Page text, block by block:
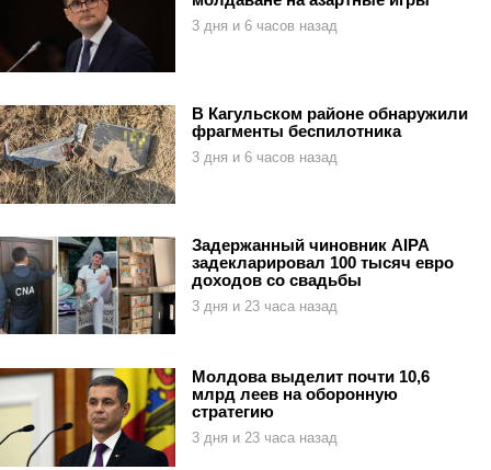
3 дня и 6 часов назад
В Кагульском районе обнаружили
фрагменты беспилотника
3 дня и 6 часов назад
Задержанный чиновник AIPA
задекларировал 100 тысяч евро
доходов со свадьбы
3 дня и 23 часа назад
Молдова выделит почти 10,6
млрд леев на оборонную
стратегию
3 дня и 23 часа назад